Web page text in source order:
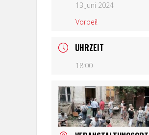
13 Juni 2024
Vorbei!
UHRZEIT
18:00